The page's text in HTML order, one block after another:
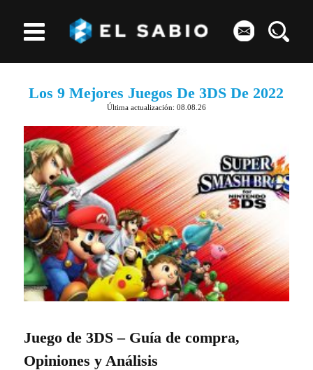
Los 9 Mejores Juegos De 3DS De 2022
Última actualización: 08.08.26
Juego de 3DS – Guía de compra,
Opiniones y Análisis